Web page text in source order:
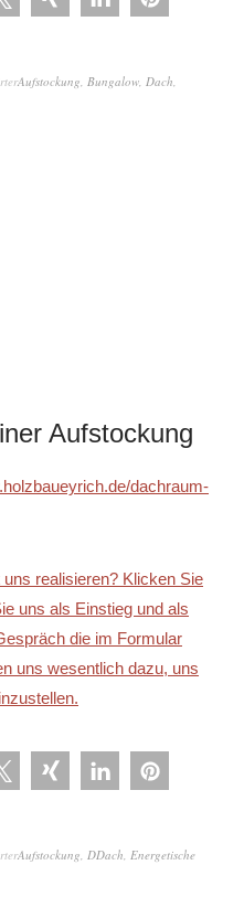
Aufstockung Bungalow Dach
Aufstockung
dachraum-
realisieren? Klicken Sie
uns als Einstieg und als
die im Formular
uns wesentlich dazu, uns
Aufstockung DDach Energetische